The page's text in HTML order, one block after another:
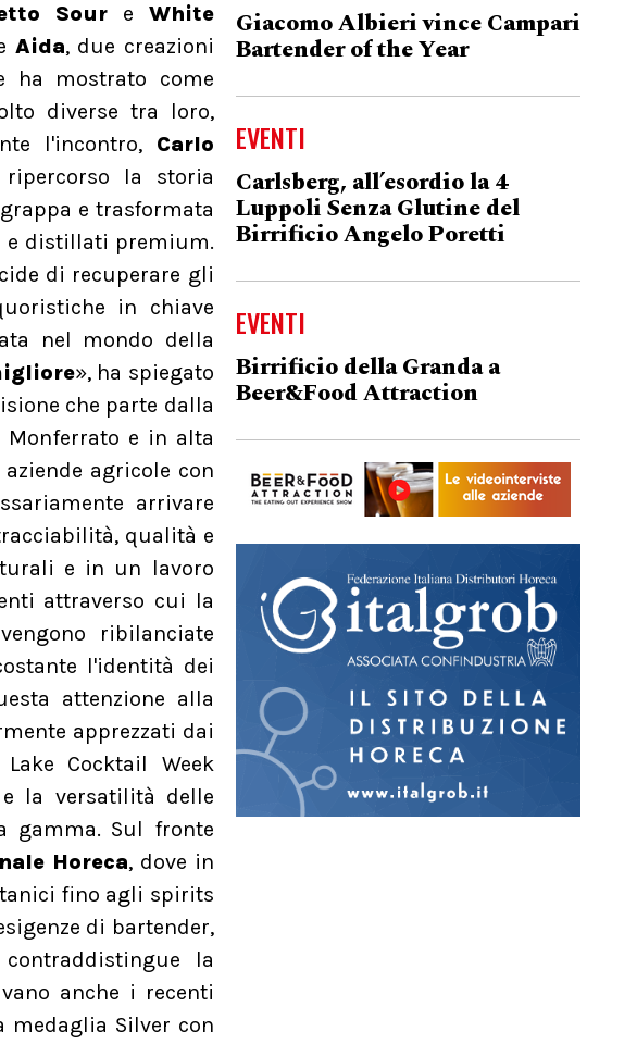
Sour e White
Aida, due creazioni
ha mostrato come
diverse tra loro,
l'incontro, Carlo
la storia
e trasformata
e distillati premium.
di recuperare gli
in chiave
nel mondo della
», ha spiegato
che parte dalla
Monferrato e in alta
agricole con
arrivare
qualità e
e in un lavoro
attraverso cui la
ribilanciate
l'identità dei
attenzione alla
apprezzati dai
Cocktail Week
la versatilità delle
gamma. Sul fronte
Horeca, dove in
fino agli spirits
di bartender,
la
anche i recenti
Silver con
Giacomo Albieri vince Campari
Bartender of the Year
EVENTI
Carlsberg, all’esordio la 4
Luppoli Senza Glutine del
Birrificio Angelo Poretti
EVENTI
Birrificio della Granda a
Beer&Food Attraction